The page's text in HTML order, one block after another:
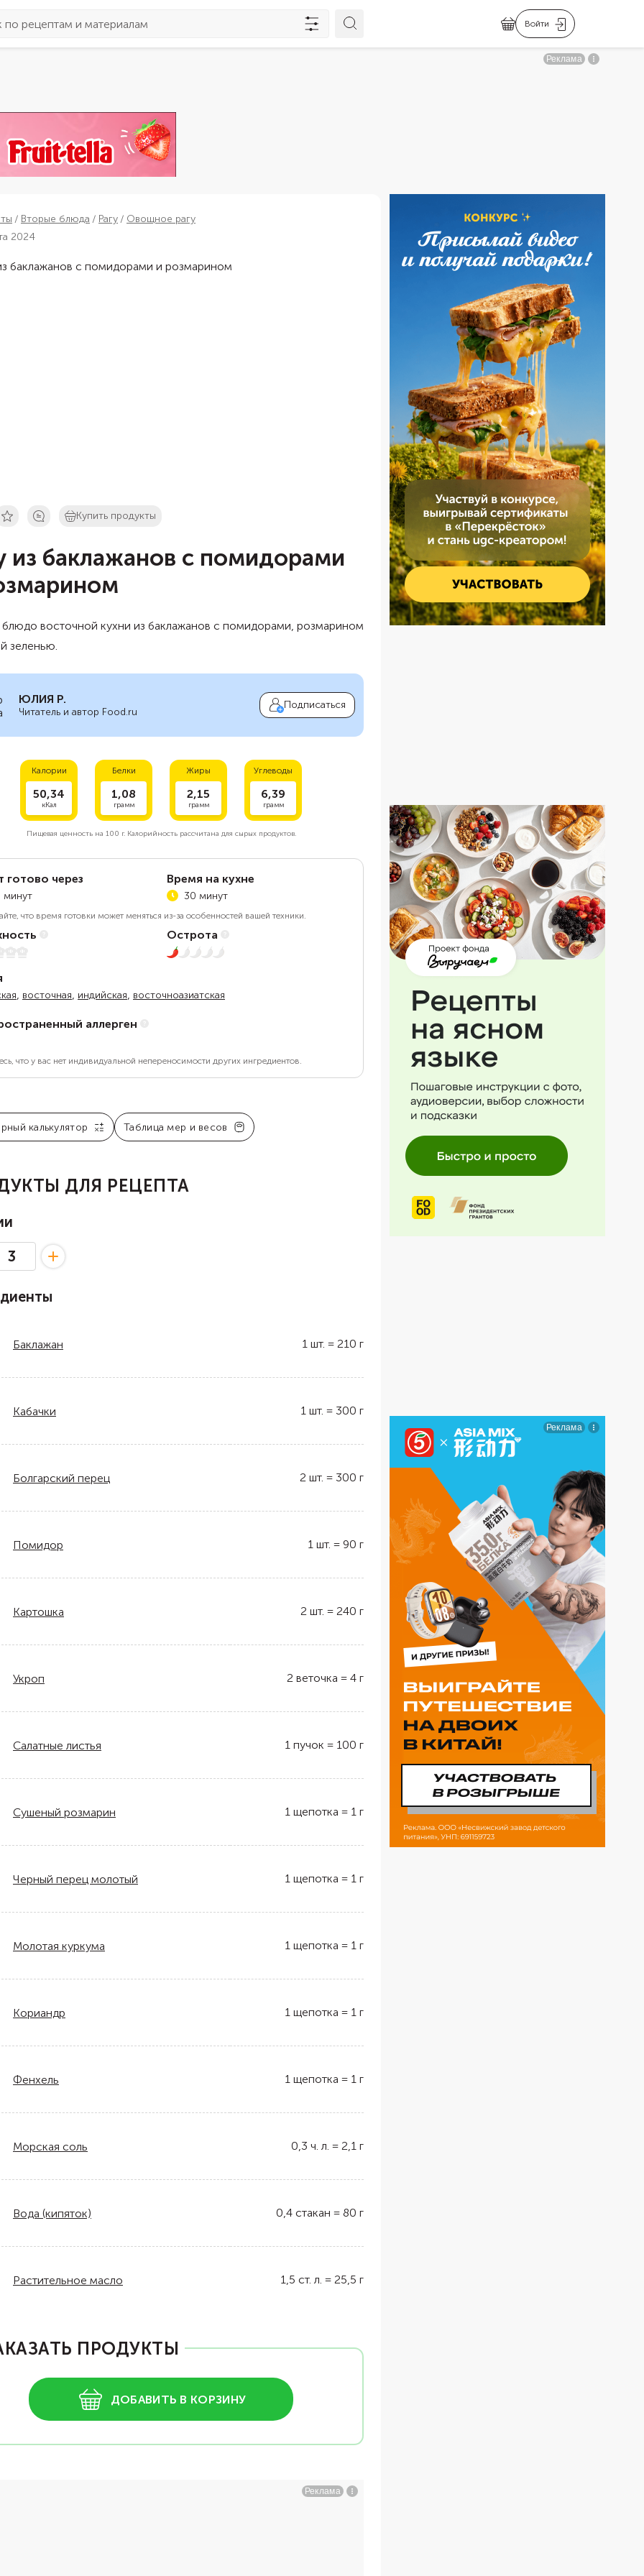
Войти
Вторые блюда Рагу
Овощное рагу
2024
Купить продукты
из баклажанов с помидорами
восточной кухни из баклажанов с помидорами, розмарином
зеленью.
ЮЛИЯ Р.
Читатель и автор Food.ru
Подписаться
Калории
50,34
кКал
Белки
1,08
грамм
Жиры
2,15
грамм
Углеводы
6,39
грамм
Пищевая ценность на 100 г.Калорийность рассчитана для сырых продуктов.
готово через
минут
Время на кухне
30 минут
что время готовки может меняться из-за особенностей вашей техники.
Острота
1 из 5
, восточная, индийская, восточноазиатская
аллерген
что у вас нет индивидуальной непереносимости других ингредиентов.
калькулятор Таблица мер и весов
ДЛЯ РЕЦЕПТА
Баклажан 1 шт. = 210 г
Кабачки 1 шт. = 300 г
Болгарский перец 2 шт. = 300 г
Помидор 1 шт. = 90 г
Картошка 2 шт. = 240 г
Укроп 2 веточка = 4 г
Салатные листья 1 пучок = 100 г
Сушеный розмарин 1 щепотка = 1 г
Черный перец молотый 1 щепотка = 1 г
Молотая куркума 1 щепотка = 1 г
Кориандр 1 щепотка = 1 г
Фенхель 1 щепотка = 1 г
Морская соль 0,3 ч. л. = 2,1 г
Вода (кипяток) 0,4 стакан = 80 г
Растительное масло 1,5 ст. л. = 25,5 г
ПРОДУКТЫ
ДОБАВИТЬ В КОРЗИНУ